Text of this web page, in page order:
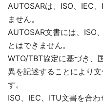
AUTOSARは、ISO、IEC
ません。
AUTOSAR文書には、ISO
とはできません。
WTO/TBT協定に基づき、
異を記述することにより
す。
ISO、IEC、ITU文書を合